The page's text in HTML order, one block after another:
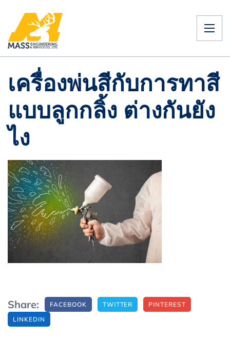
เครื่องพ่นสีกับการทาสี
แบบลูกกลิ้ง ต่างกันยัง
ไง
Share: FACEBOOK TWITTER
PINTEREST
LINKEDIN